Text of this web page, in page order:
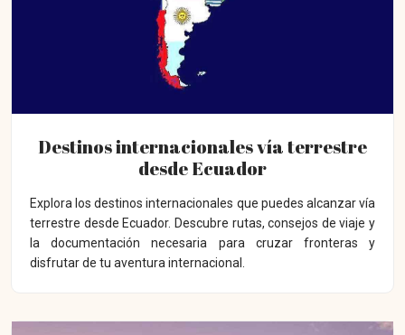
Destinos internacionales vía terrestre
desde Ecuador
Explora los destinos internacionales que puedes alcanzar vía
terrestre desde Ecuador. Descubre rutas, consejos de viaje y
la documentación necesaria para cruzar fronteras y
disfrutar de tu aventura internacional.